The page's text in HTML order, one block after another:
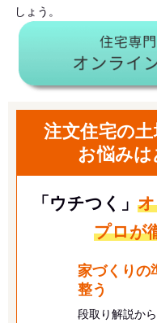
しょう。
注文住宅の
お悩みは
「ウチつく」
プロが
家づくりの
整う
段取り解説か